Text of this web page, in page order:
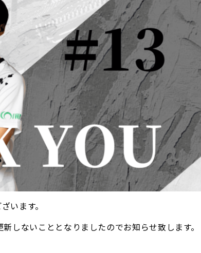
います。
しないこととなりましたのでお知らせ致します。